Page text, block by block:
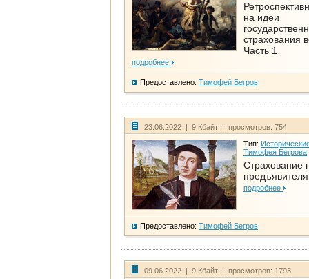
на идеи
страхования
Часть 1
подробнее
Предоставлено: Тимофей Бегров
23.06.2022 | 9 Кбайт | просмотров: 754
Тип:
Тимофея Бегрова
Страхование
предъявителя
подробнее
Предоставлено: Тимофей Бегров
09.06.2022 | 9 Кбайт | просмотров: 1793